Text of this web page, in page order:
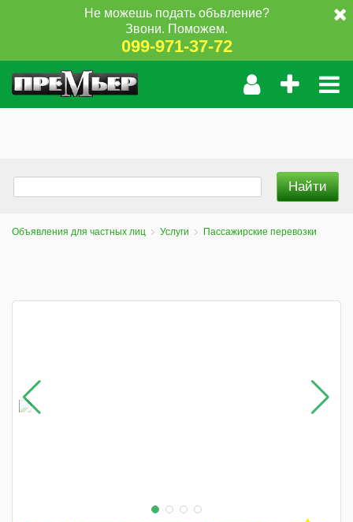
Не можешь подать объвление?
Звони. Поможем.
099-971-37-72
Объявления для частных лиц Услуги Пассажирские перевозки